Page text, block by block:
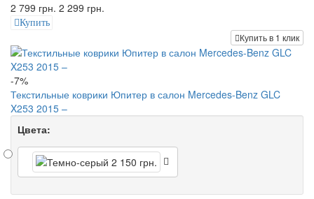
2 799 грн. 2 299 грн.
Купить
Купить в 1 клик
-7%
Текстильные коврики Юпитер в салон Mercedes-Benz GLC
X253 2015 –
Цвета: